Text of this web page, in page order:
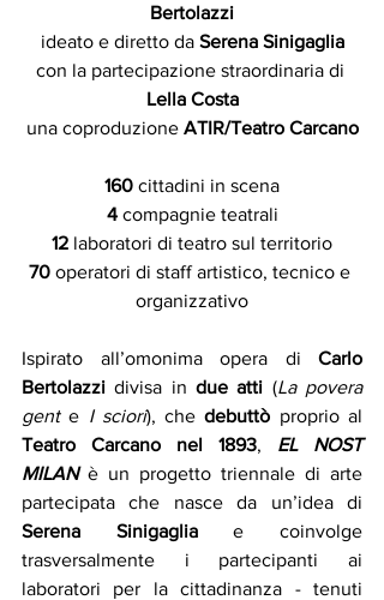
Bertolazzi
ideato e diretto da Serena Sinigaglia
con la partecipazione straordinaria di
Lella Costa
una coproduzione ATIR/Teatro Carcano
160 cittadini in scena
4 compagnie teatrali
12 laboratori di teatro sul territorio
70 operatori di staff artistico, tecnico e
organizzativo
Ispirato all’omonima opera di Carlo
Bertolazzi divisa in due atti (La povera
gent e I sciori), che debuttò
Teatro Carcano nel 1893, EL NOST
MILAN è un progetto triennale di arte
Serena Sinigaglia e coinvolge
trasversalmente i partecipanti ai
laboratori per la cittadinanza - tenuti